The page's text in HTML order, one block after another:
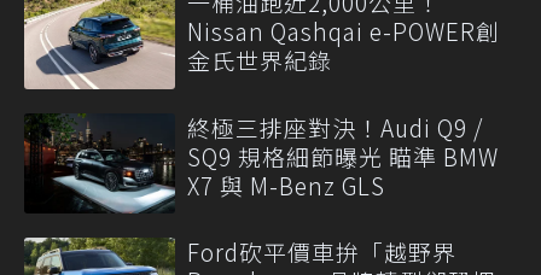
Nissan Qashqai e-POWER創
金氏世界紀錄
終極三排座對決！Audi Q9 /
SQ9 規格細節曝光 瞄準 BMW
X7 與 M-Benz GLS
Ford砍平價車拚「越野界